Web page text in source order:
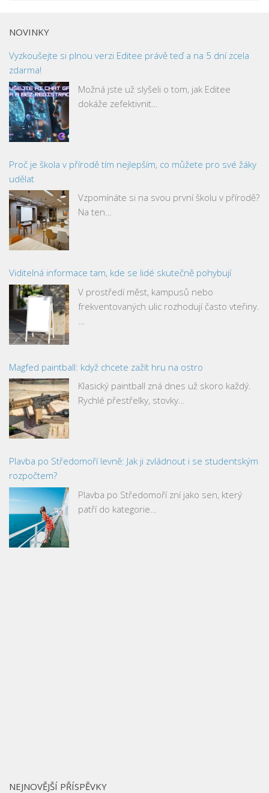
NOVINKY
Vyzkoušejte si plnou verzi Editee právě teď a na 5 dní zcela
zdarma!
Možná jste už slyšeli o tom, jak Editee
dokáže zefektivnit…
Proč je škola v přírodě tím nejlepším, co můžete pro své žáky
udělat
Vzpomínáte si na svou první školu v přírodě?
Na ten…
Viditelná informace tam, kde se lidé skutečně pohybují
V prostředí měst, kampusů nebo
frekventovaných ulic rozhodují často vteřiny.
Magfed paintball: když chcete zažít hru na ostro
Klasický paintball zná dnes už skoro každý.
Rychlé přestřelky, stovky…
Plavba po Středomoří levně: Jak ji zvládnout i se studentským
rozpočtem?
Plavba po Středomoří zní jako sen, který
patří do kategorie…
NEJNOVĚJŠÍ PŘÍSPĚVKY